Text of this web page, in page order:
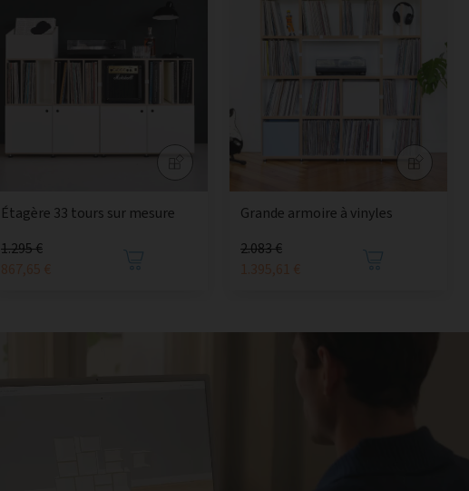
Étagère 33 tours sur mesure
1.295 €
867,65 €
Grande armoire à vinyles
2.083 €
1.395,61 €